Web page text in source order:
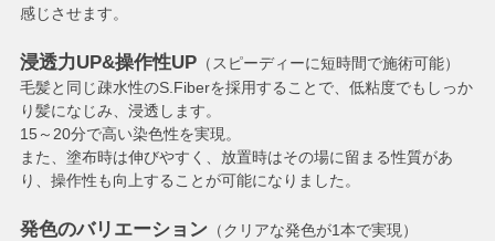
感じさせます。
浸透力UP&操作性UP（スピーディーに短時間で施術可能）
毛髪と同じ疎水性のS.Fiberを採用することで、低粘度でもしっか
り髪になじみ、浸透します。
15～20分で高い染色性を実現。
また、塗布時は伸びやすく、放置時はその場に留まる性質があ
り、操作性も向上することが可能になりました。
発色のバリエーション（クリアな発色が1本で実現）